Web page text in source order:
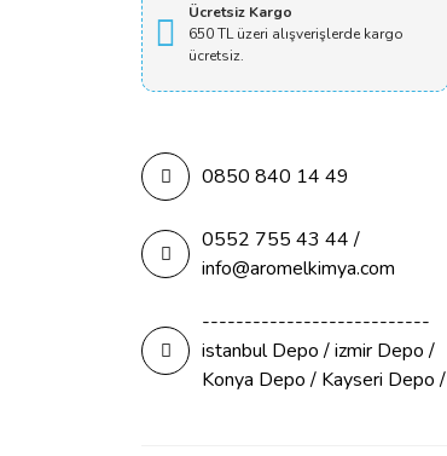
Ücretsiz Kargo
650 TL üzeri alışverişlerde kargo
ücretsiz.
0850 840 14 49
0552 755 43 44 /
info@aromelkimya.com
---------------------------
istanbul Depo / izmir Depo /
Konya Depo / Kayseri Depo /